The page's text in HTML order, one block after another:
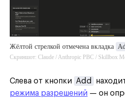
Жёлтой стрелкой отмечена вкладка
Скриншот: Claude / Anthropic PBC / Skillbox
Слева от кнопки Add
режима разрешений — он